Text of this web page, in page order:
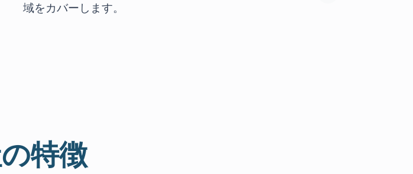
域をカバーします。
特徴